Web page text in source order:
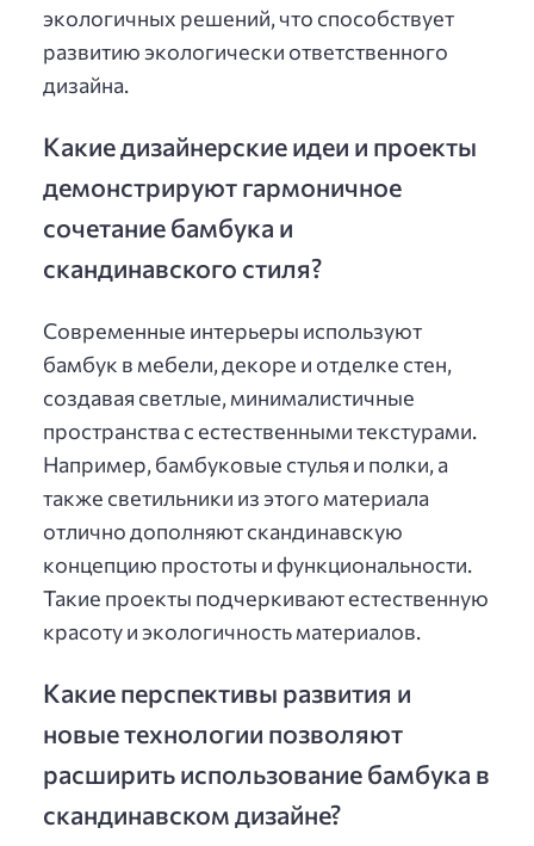
экологичных решений, что способствует
развитию экологически ответственного
дизайна.
Какие дизайнерские идеи и проекты
демонстрируют гармоничное
сочетание бамбука и
скандинавского стиля?
Современные интерьеры используют
бамбук в мебели, декоре и отделке стен,
создавая светлые, минималистичные
пространства с естественными текстурами.
Например, бамбуковые стулья и полки, а
также светильники из этого материала
отлично дополняют скандинавскую
концепцию простоты и функциональности.
Такие проекты подчеркивают естественную
красоту и экологичность материалов.
Какие перспективы развития и
новые технологии позволяют
расширить использование бамбука в
скандинавском дизайне?